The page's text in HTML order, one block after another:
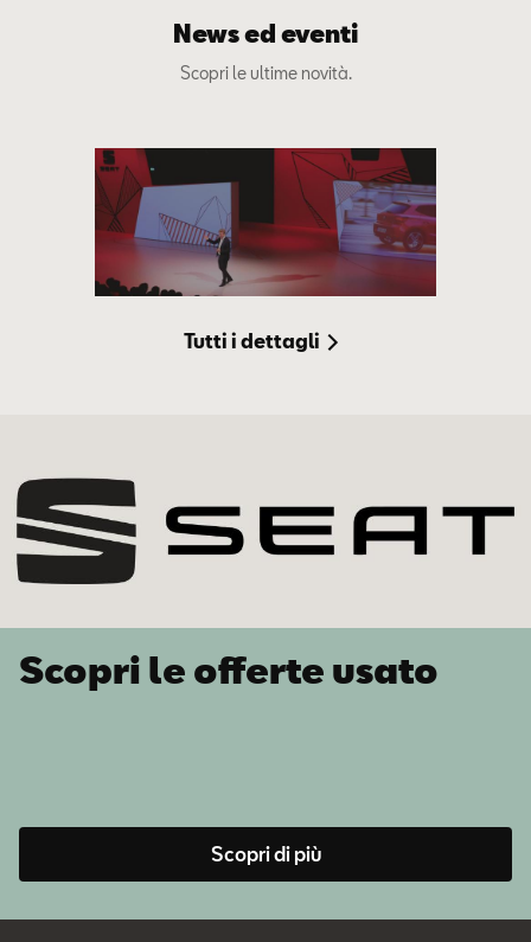
News ed eventi
Scopri le ultime novità.
Tutti i dettagli
Scopri le offerte usato
Scopri di più